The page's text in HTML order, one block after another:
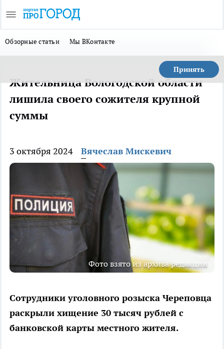
Обзорные статьи Мы ВКонтакте
Принять
Жительница Вологодской области
лишила своего сожителя крупной
суммы
3 октября 2024 Вячеслав Мискевич
Фото взято из архива редакции
Сотрудники уголовного розыска Череповца
раскрыли хищение 30 тысяч рублей с
банковской карты местного жителя.